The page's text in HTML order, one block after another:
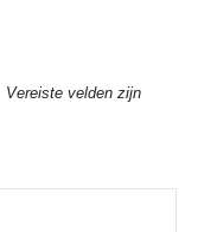
Vereiste velden zijn